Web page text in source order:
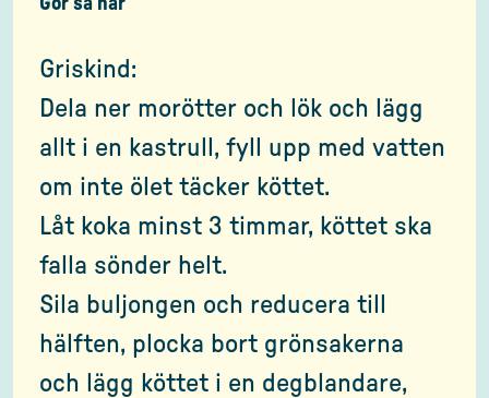
Gör så här
Griskind:
Dela ner morötter och lök och lägg
allt i en kastrull, fyll upp med vatten
om inte ölet täcker köttet.
Låt koka minst 3 timmar, köttet ska
falla sönder helt.
Sila buljongen och reducera till
hälften, plocka bort grönsakerna
och lägg köttet i en degblandare,